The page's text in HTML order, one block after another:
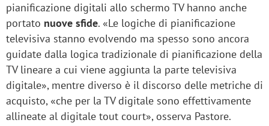
pianificazione digitali allo schermo TV hanno anche
portato nuove sfide. «Le logiche di pianificazione
televisiva stanno evolvendo ma spesso sono ancora
guidate dalla logica tradizionale di pianificazione della
TV lineare a cui viene aggiunta la parte televisiva
digitale», mentre diverso è il discorso delle metriche di
acquisto, «che per la TV digitale sono effettivamente
allineate al digitale tout court», osserva Pastore.